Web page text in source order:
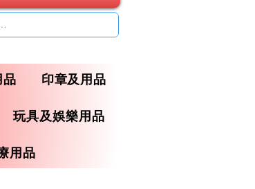
品 印章及用品
玩具及娛樂用品
用品